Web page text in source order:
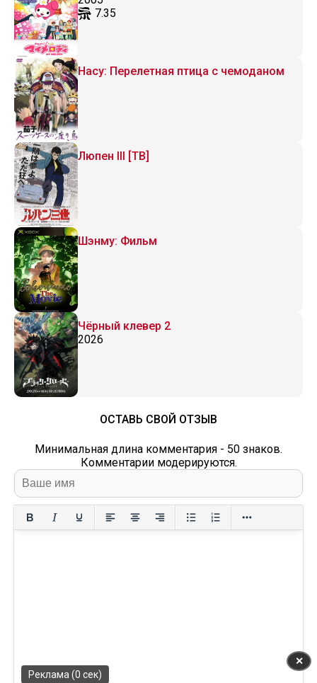
7.35
Насу: Перелетная птица с чемоданом
Люпен III [ТВ]
Шэнму: Фильм
Чёрный клевер 2
2026
ОСТАВЬ СВОЙ ОТЗЫВ
Минимальная длина комментария - 50 знаков.
Комментарии модерируются.
✕
Реклама (0 сек)